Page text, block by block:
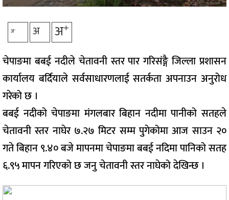
अ- अ अ+
चेपाङमा बबई नदीले चेतावनी स्तर पार गरिसंङ्गै जिल्ला प्रशासन
कार्यालय बर्दियाले सर्वसाधारणलाई सतर्कता अपनाउन अनुरोध
गरेको छ ।
बबई नदीको चेपाङमा मंगलबार बिहान नदीमा पानीको सतहले
चेतावनी स्तर नाघेर ७.२७ मिटर सम्म पुगेकोमा आज साउन २०
गते बिहान ९.४० बजे मापनमा चेपाङमा बबई नदिमा पानिको सतह
६.९५ मापन गरिएको छ जनु चेतावनी स्तर नाघेको देखिन्छ ।